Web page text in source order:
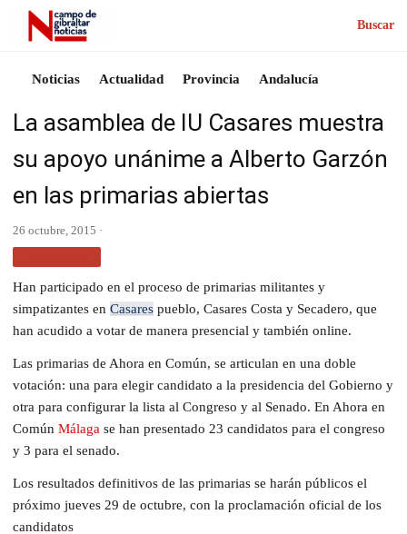
Buscar
Noticias Actualidad Provincia Andalucía
La asamblea de IU Casares muestra
su apoyo unánime a Alberto Garzón
en las primarias abiertas
26 octubre, 2015 ·
Han participado en el proceso de primarias militantes y
simpatizantes en Casares pueblo, Casares Costa y Secadero, que
han acudido a votar de manera presencial y también online.
Las primarias de Ahora en Común, se articulan en una doble
votación: una para elegir candidato a la presidencia del Gobierno y
otra para configurar la lista al Congreso y al Senado. En Ahora en
Común Málaga se han presentado 23 candidatos para el congreso
y 3 para el senado.
Los resultados definitivos de las primarias se harán públicos el
próximo jueves 29 de octubre, con la proclamación oficial de los
candidatos